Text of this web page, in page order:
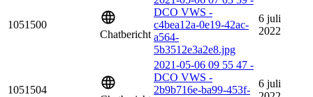
1051500
Chatbericht
DCO VWS -
c4bea12a-0e19-42ac-
a564-
5b3512e3a2e8.jpg
6 juli
2022
1051504
2021-05-06 09 55 47 -
DCO VWS -
2b9b716e-ba99-453f-
6 juli